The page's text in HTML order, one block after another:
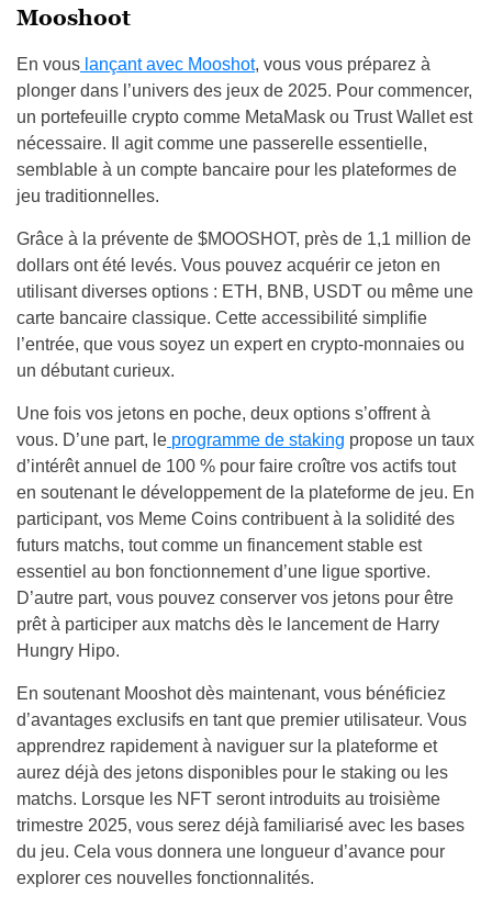
Mooshoot
En vous lançant avec Mooshot, vous vous préparez à
plonger dans l’univers des jeux de 2025. Pour commencer,
un portefeuille crypto comme MetaMask ou Trust Wallet est
nécessaire. Il agit comme une passerelle essentielle,
semblable à un compte bancaire pour les plateformes de
jeu traditionnelles.
Grâce à la prévente de $MOOSHOT, près de 1,1 million de
dollars ont été levés. Vous pouvez acquérir ce jeton en
utilisant diverses options : ETH, BNB, USDT ou même une
carte bancaire classique. Cette accessibilité simplifie
l’entrée, que vous soyez un expert en crypto-monnaies ou
un débutant curieux.
Une fois vos jetons en poche, deux options s’offrent à
vous. D’une part, le programme de staking propose un taux
d’intérêt annuel de 100 % pour faire croître vos actifs tout
en soutenant le développement de la plateforme de jeu. En
participant, vos Meme Coins contribuent à la solidité des
futurs matchs, tout comme un financement stable est
essentiel au bon fonctionnement d’une ligue sportive.
D’autre part, vous pouvez conserver vos jetons pour être
prêt à participer aux matchs dès le lancement de Harry
Hungry Hipo.
En soutenant Mooshot dès maintenant, vous bénéficiez
d’avantages exclusifs en tant que premier utilisateur. Vous
apprendrez rapidement à naviguer sur la plateforme et
aurez déjà des jetons disponibles pour le staking ou les
matchs. Lorsque les NFT seront introduits au troisième
trimestre 2025, vous serez déjà familiarisé avec les bases
du jeu. Cela vous donnera une longueur d’avance pour
explorer ces nouvelles fonctionnalités.